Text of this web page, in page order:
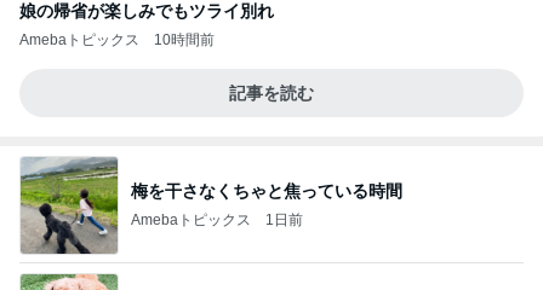
娘の帰省が楽しみでもツライ別れ
Amebaトピックス 10時間前
記事を読む
梅を干さなくちゃと焦っている時間
Amebaトピックス 1日前